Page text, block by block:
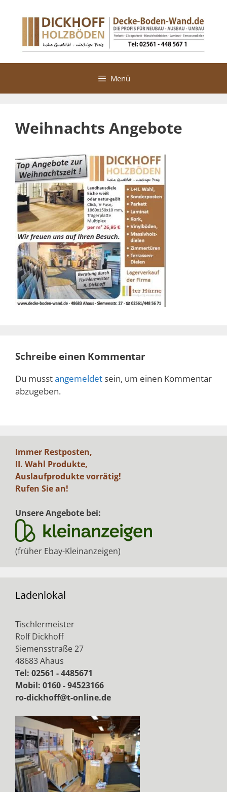
Menü
Weihnachts Angebote
Schreibe einen Kommentar
Du musstangemeldet sein, um einen Kommentar
abzugeben.
Immer Restposten,
II. Wahl Produkte,
Auslaufprodukte vorrätig!
Rufen Sie an!
Unsere Angebote bei:
(früher Ebay-Kleinanzeigen)
Ladenlokal
Tischlermeister
Rolf Dickhoff
Siemensstraße 27
48683 Ahaus
Tel: 02561 - 4485671
Mobil: 0160 - 94523166
ro-dickhoff@t-online.de